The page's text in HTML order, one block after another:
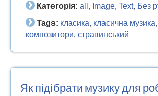
Категорія: all, Image, Text, Без
Tags: класика, класична музика,
композитори, стравинський
Як підібрати музику для